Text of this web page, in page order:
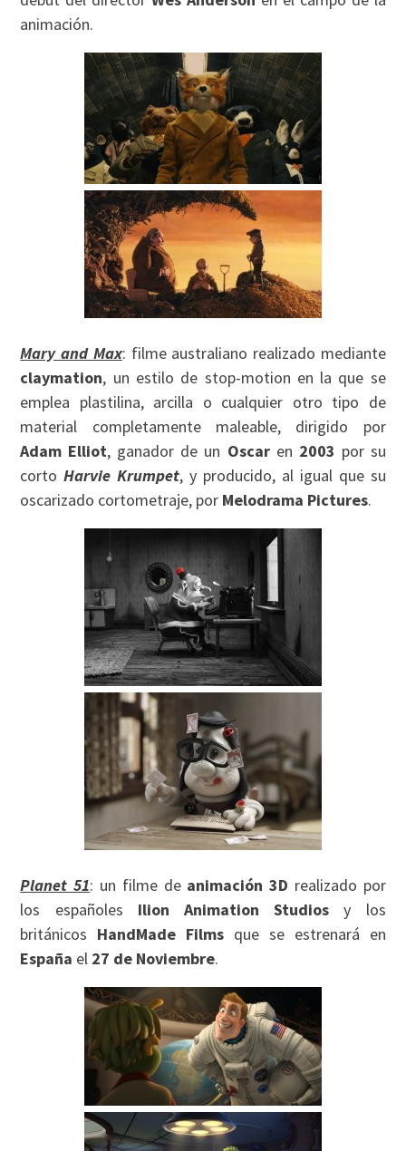
animación.
Mary and Max: filme australiano realizado mediante
claymation, un estilo de stop-motion en la que se
emplea plastilina, arcilla o cualquier otro tipo de
material completamente maleable, dirigido por
Adam Elliot, ganador de un Oscaren 2003 por su
cortoHarvie Krumpet, y producido, al igual que su
oscarizado cortometraje, por Melodrama Pictures.
Planet 51: un filme de animación 3D realizado por
los españoles Ilion Animation Studios y los
británicos HandMade Films que se estrenará en
España el 27 de Noviembre.